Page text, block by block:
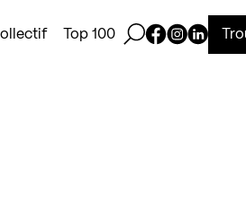
Top 100 Ouvrir la barre de
PagePagePage